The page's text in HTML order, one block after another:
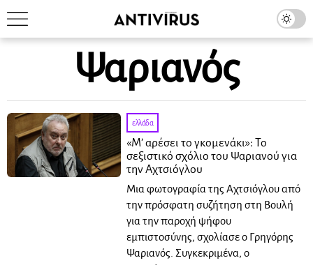
Ψαριανός
ελλάδα
«Μ’ αρέσει το γκομενάκι»: Το
σεξιστικό σχόλιο του Ψαριανού για
την Αχτσιόγλου
Μια φωτογραφία της Αχτσιόγλου από
την πρόσφατη συζήτηση στη Βουλή
για την παροχή ψήφου
εμπιστοσύνης, σχολίασε ο Γρηγόρης
Ψαριανός. Συγκεκριμένα, ο